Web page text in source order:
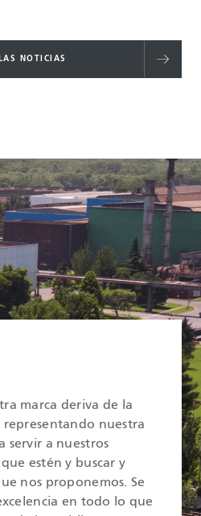
NOTICIAS
marca deriva de la
nuestra
servir a nuestros
estén y buscar y
nos proponemos. Se
en todo lo que